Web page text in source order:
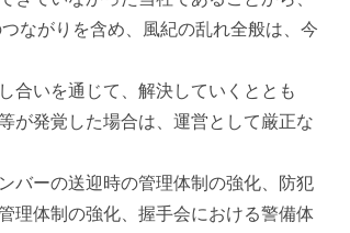
ながりを含め、風紀の乱れ全般は、今
合いを通じて、解決していくととも
が発覚した場合は、運営として厳正な
バーの送迎時の管理体制の強化、防犯
理体制の強化、握手会における警備体